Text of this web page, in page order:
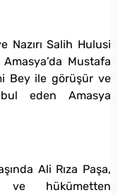
Nazırı Salih Hulusi
Mustafa
Bey ile görüşür ve
eden Amasya
Ali Rıza Paşa,
ve hükümetten